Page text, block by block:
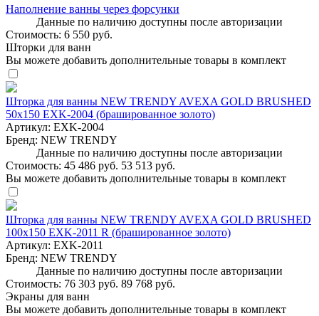
Наполнение ванны через форсунки
Данные по наличию доступны после авторизации
Стоимость: 6 550 руб.
Шторки для ванн
Вы можете добавить дополнительные товары в комплект
Шторка для ванны NEW TRENDY AVEXA GOLD BRUSHED
50x150 EXK-2004 (брашированное золото)
Артикул: EXK-2004
Бренд: NEW TRENDY
Данные по наличию доступны после авторизации
Стоимость: 45 486 руб. 53 513 руб.
Вы можете добавить дополнительные товары в комплект
Шторка для ванны NEW TRENDY AVEXA GOLD BRUSHED
100x150 EXK-2011 R (брашированное золото)
Артикул: EXK-2011
Бренд: NEW TRENDY
Данные по наличию доступны после авторизации
Стоимость: 76 303 руб. 89 768 руб.
Экраны для ванн
Вы можете добавить дополнительные товары в комплект